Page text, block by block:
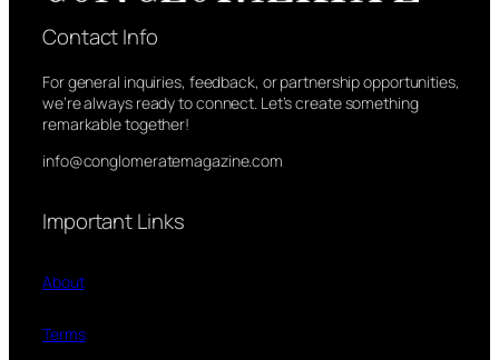
Contact Info
For general inquiries, feedback, or partnership opportunities,
we’re always ready to connect. Let’s create something
remarkable together!
info@conglomeratemagazine.com
Important Links
About
Terms